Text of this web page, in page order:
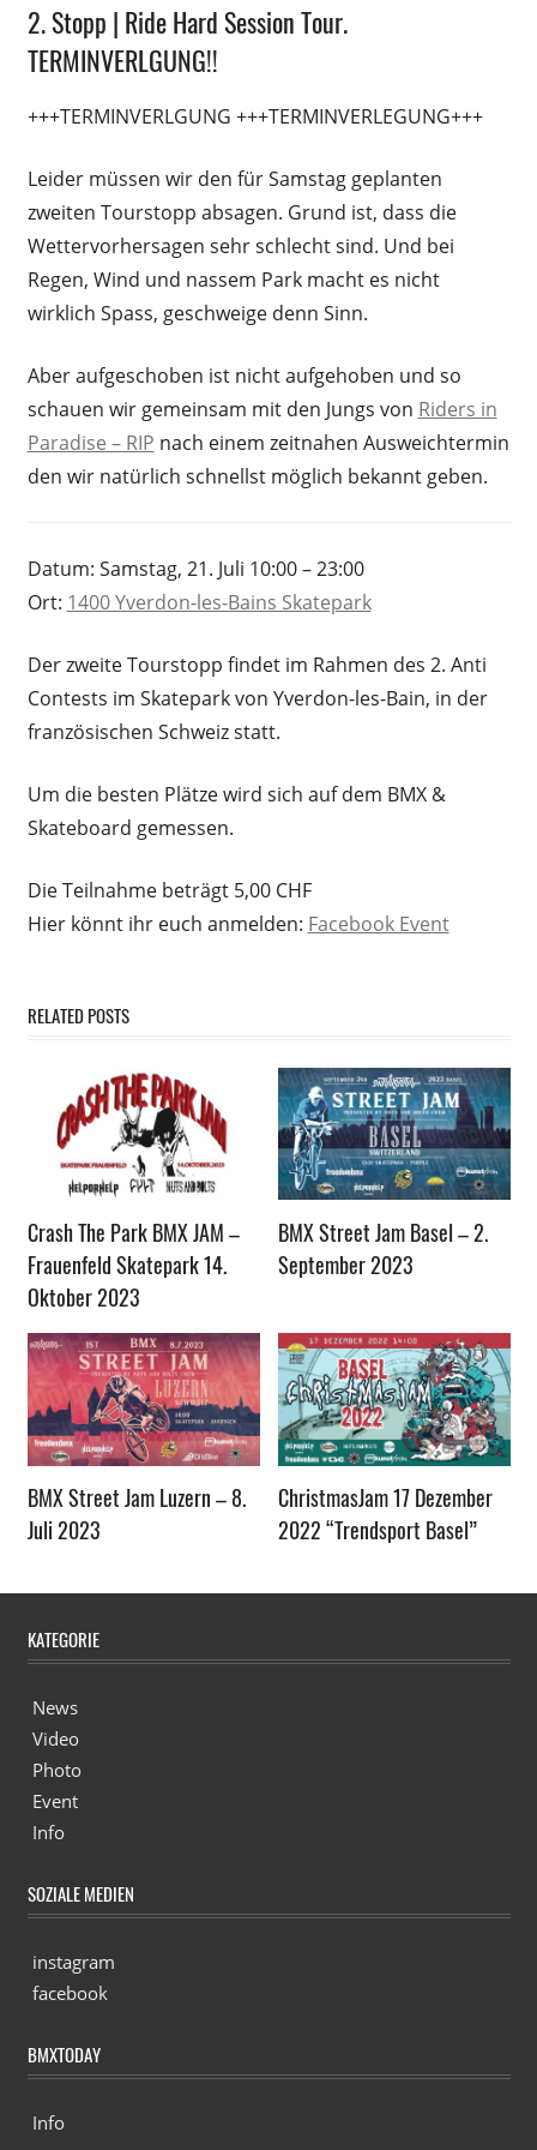
2. Stopp | Ride Hard Session Tour.
TERMINVERLGUNG!!
+++TERMINVERLGUNG +++TERMINVERLEGUNG+++
Leider müssen wir den für Samstag geplanten
zweiten Tourstopp absagen. Grund ist, dass die
Wettervorhersagen sehr schlecht sind. Und bei
Regen, Wind und nassem Park macht es nicht
wirklich Spass, geschweige denn Sinn.
Aber aufgeschoben ist nicht aufgehoben und so
schauen wir gemeinsam mit den Jungs von Riders in
Paradise – RIP nach einem zeitnahen Ausweichtermin
den wir natürlich schnellst möglich bekannt geben.
Datum: Samstag, 21. Juli 10:00 – 23:00
Ort: 1400 Yverdon-les-Bains Skatepark
Der zweite Tourstopp findet im Rahmen des 2. Anti
Contests im Skatepark von Yverdon-les-Bain, in der
französischen Schweiz statt.
Um die besten Plätze wird sich auf dem BMX &
Skateboard gemessen.
Die Teilnahme beträgt 5,00 CHF
Hier könnt ihr euch anmelden: Facebook Event
RELATED POSTS
Crash The Park BMX JAM –
Frauenfeld Skatepark 14.
Oktober 2023
BMX Street Jam Basel – 2.
September 2023
BMX Street Jam Luzern – 8.
Juli 2023
ChristmasJam 17 Dezember
2022 “Trendsport Basel”
KATEGORIE
News
Video
Photo
Event
Info
SOZIALE MEDIEN
instagram
facebook
BMXTODAY
Info